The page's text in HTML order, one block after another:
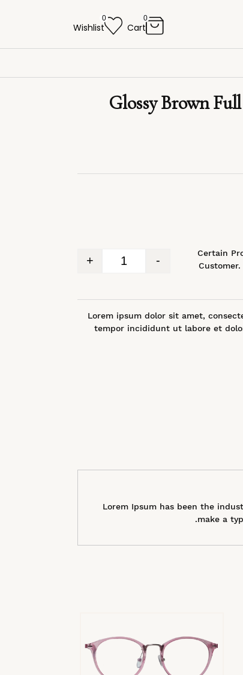
0
Cart
0
Wishlist
Glossy Brown
-
+
*Certain
Lorem ipsum dolor sit amet,
tempor incididunt ut labore et
Lorem Ipsum has been the
make a